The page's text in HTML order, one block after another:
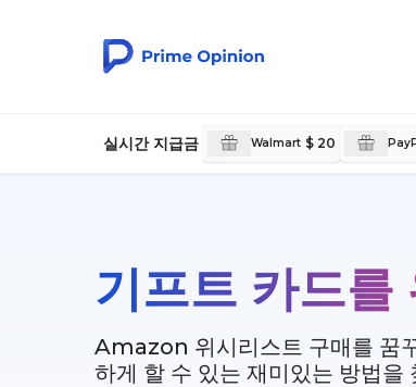
실시간 지급금 Walmart $ 20
기프트 카드를
Amazon 위시리스트 구매를 꿈
하게 할 수 있는 재미있는 방법을